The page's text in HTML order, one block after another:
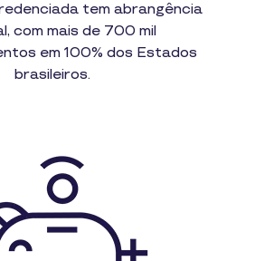
tem abrangência
com mais de 700 mil
em 100% dos Estados
brasileiros.